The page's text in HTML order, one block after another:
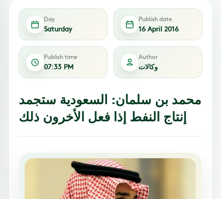
Day
Saturday
Publish date
16 April 2016
Publish time
07:33 PM
Author
وكالات
محمد بن سلمان: السعودية ستجمد
إنتاج النفط إذا فعل الأخرون ذلك